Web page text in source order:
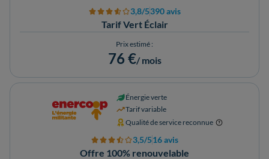
Tarif Vert Éclair
3,8/5390 avis
Prix estimé :
76 €/ mois
Offre 100% renouvelable
Énergie verte
Tarif variable
Qualité de service reconnue
3,5/516 avis